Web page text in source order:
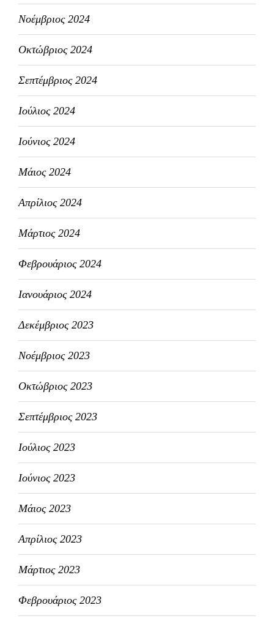
Νοέμβριος 2024
Οκτώβριος 2024
Σεπτέμβριος 2024
Ιούλιος 2024
Ιούνιος 2024
Μάιος 2024
Απρίλιος 2024
Μάρτιος 2024
Φεβρουάριος 2024
Ιανουάριος 2024
Δεκέμβριος 2023
Νοέμβριος 2023
Οκτώβριος 2023
Σεπτέμβριος 2023
Ιούλιος 2023
Ιούνιος 2023
Μάιος 2023
Απρίλιος 2023
Μάρτιος 2023
Φεβρουάριος 2023